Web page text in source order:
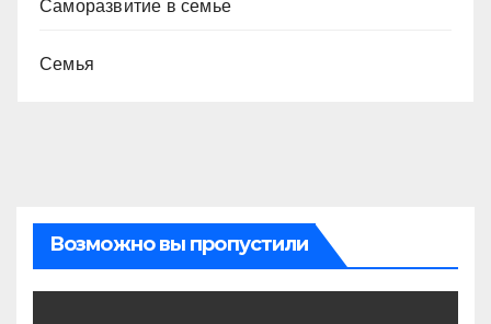
Саморазвитие в семье
Семья
Возможно вы пропустили